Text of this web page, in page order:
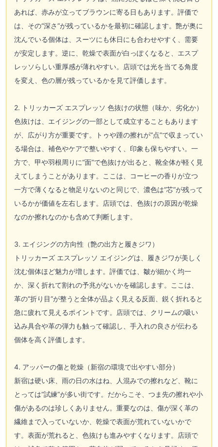
あれば、赤みが立ってブラウンに寄る日もあります。評価で
は、その“深さ”が残っているかを最初に確認します。艶が奥に
沈んでいる個体は、スーツにも休日にも合わせやすく、需要
が安定します。逆に、乾燥で表面が白っぽくなると、エスプ
レッソらしい重厚感が薄れやすい。店頭では光を当てる角度
を変え、色の層が残っているかを見て評価します。
2. トリッカーズ エスプレッソ 色抜けの状態（味か、劣化か）
色抜けは、エイジングの一部として成立することもあります
が、広がり方が重要です。トゥや踵の擦れが“点”で収まってい
る場合は、補色やケアで整いやすく、印象も保ちやすい。一
方で、甲や羽根周りに“面”で色抜けが出ると、靴全体が軽く見
えてしまうことがあります。ここは、コーヒーの香りが立つ
一方で薄くなると物足りないのと同じで、濃色は“芯”が残って
いるかが価値を左右します。店頭では、色抜けの原因が乾燥
なのか擦れなのかも含めて判断します。
3. エイジングの方向性（艶の出方と履きジワ）
トリッカーズ エスプレッソ エイジングは、履きジワが美しく
沈む個体ほど魅力が増します。評価では、皺が細かく均一
か、深く折れて割れの予兆がないかを確認します。ここは、
革の“折り目”が整うと全体が品よく見える反面、鋭く折れると
急に疲れて見えるポイントです。店頭では、クリームの吸い
込み具合や革の弾力も触って確認し、手入れの良さが伝わる
個体を高く評価します。
4. アッパーの傷と乾燥（新宿の環境で出やすい部分）
新宿は硬い床、雨の日の水はね、人混みでの擦れなど、靴に
とっては“試練”が多い街です。だからこそ、つま先の擦れや小
傷があるのは珍しくありません。重要なのは、傷が深く革の
繊維まで入っていないか、乾燥で表面が荒れていないかで
す。表面が荒れると、色抜けも進みやすくなります。店頭で